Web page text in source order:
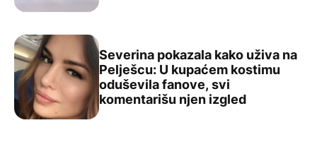
Severina pokazala kako uživa na Pelješcu: U
Severina pokazala kako uživa na
Pelješcu: U kupaćem kostimu
oduševila fanove, svi
komentarišu njen izgled